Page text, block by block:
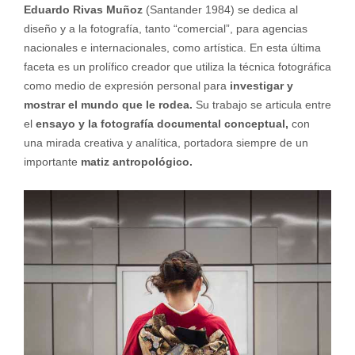
Eduardo Rivas Muñoz(Santander 1984) se dedica al
diseño y a la fotografía, tanto “comercial”, para agencias
nacionales e internacionales, como artística. En esta última
faceta es un prolífico creador que utiliza la técnica fotográfica
como medio de expresión personal para investigar y
mostrar el mundo que le rodea. Su trabajo se articula entre
el ensayo y la fotografía documental conceptual, con
una mirada creativa y analítica, portadora siempre de un
importante matiz antropológico.